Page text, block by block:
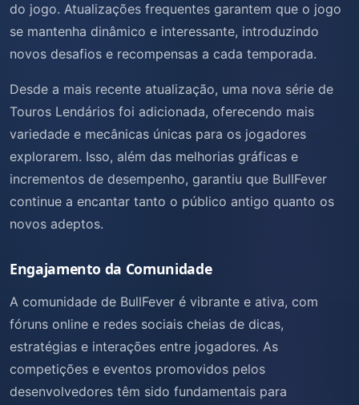
do jogo. Atualizações frequentes garantem que o jogo
se mantenha dinâmico e interessante, introduzindo
novos desafios e recompensas a cada temporada.
Desde a mais recente atualização, uma nova série de
Touros Lendários foi adicionada, oferecendo mais
variedade e mecânicas únicas para os jogadores
explorarem. Isso, além das melhorias gráficas e
incrementos de desempenho, garantiu que BullFever
continue a encantar tanto o público antigo quanto os
novos adeptos.
Engajamento da Comunidade
A comunidade de BullFever é vibrante e ativa, com
fóruns online e redes sociais cheias de dicas,
estratégias e interações entre jogadores. As
competições e eventos promovidos pelos
desenvolvedores têm sido fundamentais para